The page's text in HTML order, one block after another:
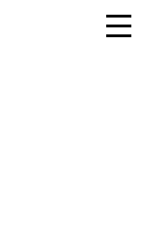
Accueil
réseau
festival